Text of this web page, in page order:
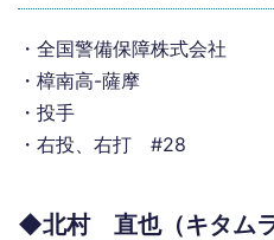
・全国警備保障株式会社
・樟南高-薩摩
・投手
・右投、右打 #28
◆北村 直也（キタ